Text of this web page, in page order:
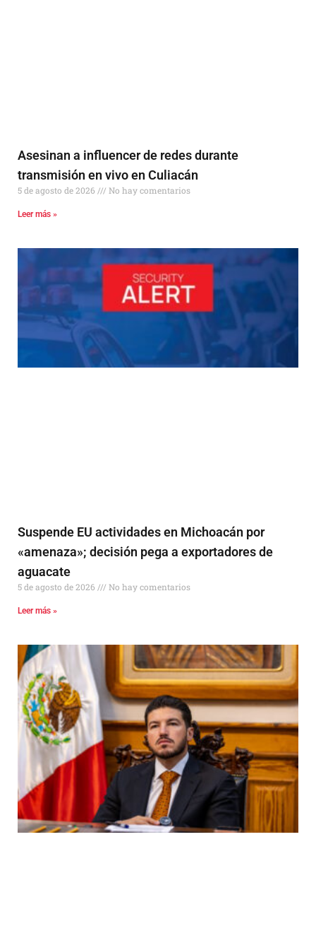
Asesinan a influencer de redes durante
transmisión en vivo en Culiacán
5 de agosto de 2026 No hay comentarios
Leer más »
Suspende EU actividades en Michoacán por
«amenaza»; decisión pega a exportadores de
aguacate
5 de agosto de 2026 No hay comentarios
Leer más »